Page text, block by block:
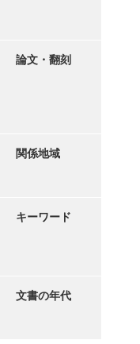
池田邦夫
石田家文
論文・翻刻
関係地域
キーワード
文書の年代